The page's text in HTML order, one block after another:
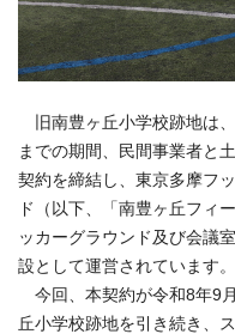
旧南豊ヶ丘小学校跡地は
までの期間、民間事業者と
契約を締結し、東京多摩フ
ド（以下、「南豊ヶ丘フィ
ッカーグラウンド及び会議
設として運営されています。
今回、本契約が令和8年9
丘小学校跡地を引き続き、